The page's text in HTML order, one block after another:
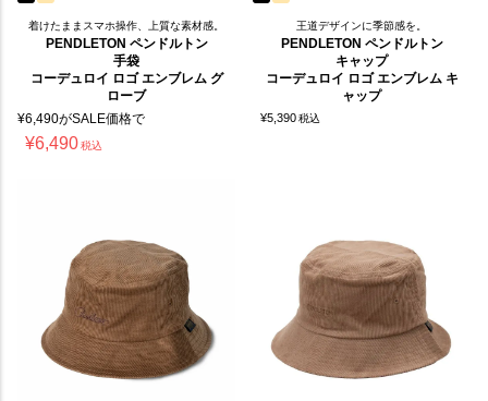
着けたままスマホ操作、上質な素材感。
PENDLETON ペンドルトン
手袋
コーデュロイ ロゴ エンブレム グ
ローブ
¥6,490がSALE価格で
¥6,490税込
王道デザインに季節感を。
PENDLETON ペンドルトン
キャップ
コーデュロイ ロゴ エンブレム キ
ャップ
¥5,390税込